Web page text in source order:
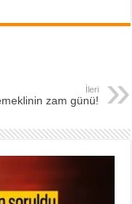
İleri
zam günü!